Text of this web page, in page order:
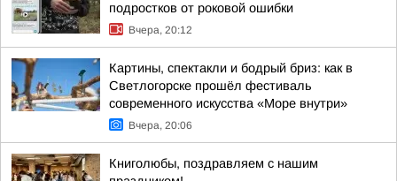
подростков от роковой ошибки
Вчера, 20:12
Картины, спектакли и бодрый бриз: как в
Светлогорске прошёл фестиваль
современного искусства «Море внутри»
Вчера, 20:06
Книголюбы, поздравляем с нашим